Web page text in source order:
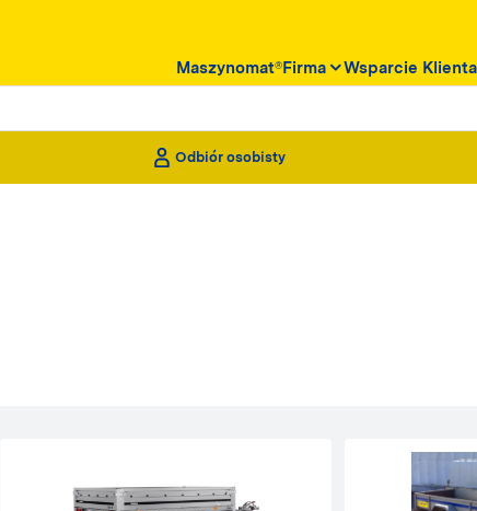
Maszynomat®Firma Wsparcie Klienta
Odbiór osobisty